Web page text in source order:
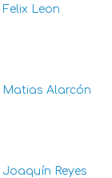
Felix Leon
Matias Alarcón
Joaquín Reyes